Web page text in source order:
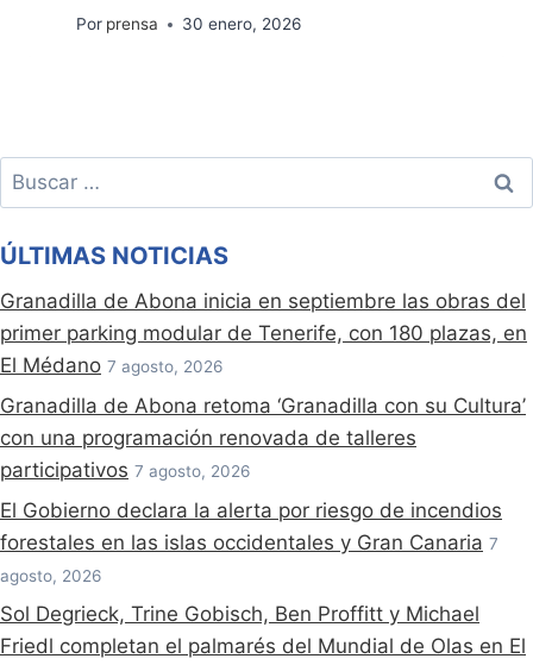
Por prensa 30 enero, 2026
Buscar:
ÚLTIMAS NOTICIAS
Granadilla de Abona inicia en septiembre las obras del
primer parking modular de Tenerife, con 180 plazas, en
El Médano 7 agosto, 2026
Granadilla de Abona retoma ‘Granadilla con su Cultura’
con una programación renovada de talleres
participativos 7 agosto, 2026
El Gobierno declara la alerta por riesgo de incendios
forestales en las islas occidentales y Gran Canaria 7
agosto, 2026
Sol Degrieck, Trine Gobisch, Ben Proffitt y Michael
Friedl completan el palmarés del Mundial de Olas en El